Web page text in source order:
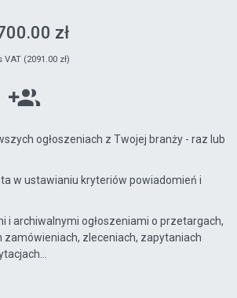
zł
VAT (2091.00 zł)
ogłoszeniach z Twojej branży - raz lub
w ustawianiu kryteriów powiadomień i
i archiwalnymi ogłoszeniami o przetargach,
zleceniach, zapytaniach